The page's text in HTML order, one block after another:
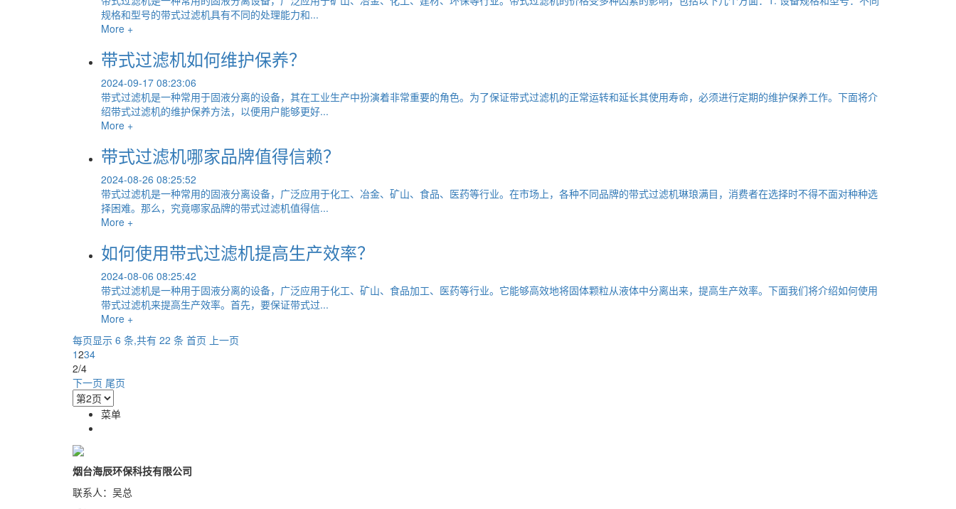
规格和型号的带式过滤机具有不同的处理能力和...
More +
带式过滤机如何维护保养？
2024-09-17 08:23:06
带式过滤机是一种常用于固液分离的设备，其在工业生产中扮演着非常重要的角色。为了保证带式过滤机的正常运转和延长其使用寿命，必须进行定期的维护保养工作。下面将介
绍带式过滤机的维护保养方法，以便用户能够更好...
More +
带式过滤机哪家品牌值得信赖？
2024-08-26 08:25:52
带式过滤机是一种常用的固液分离设备，广泛应用于化工、冶金、矿山、食品、医药等行业。在市场上，各种不同品牌的带式过滤机琳琅满目，消费者在选择时不得不面对种种选
择困难。那么，究竟哪家品牌的带式过滤机值得信...
More +
如何使用带式过滤机提高生产效率？
2024-08-06 08:25:42
带式过滤机是一种用于固液分离的设备，广泛应用于化工、矿山、食品加工、医药等行业。它能够高效地将固体颗粒从液体中分离出来，提高生产效率。下面我们将介绍如何使用
带式过滤机来提高生产效率。首先，要保证带式过...
More +
每页显示 6 条,共有 22 条 首页 上一页
1234
2/4
下一页 尾页
菜单
烟台海辰环保科技有限公司
联系人：吴总